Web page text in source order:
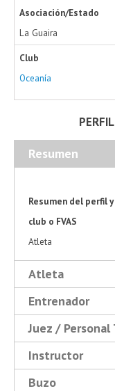
Asociación/Estado
La Guaira
Club
Oceanía
Resumen
Resumen del perfil
club o FVAS
Atleta
Atleta
Entrenador
Juez / Personal
Instructor
Buzo